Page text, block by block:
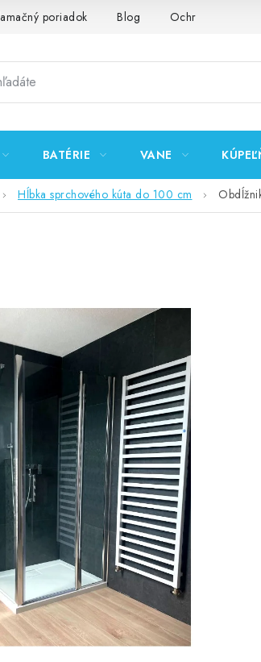
poriadok Blog Ochrana
BATÉRIE VANE
Hĺbka sprchového kúta do 100 cm